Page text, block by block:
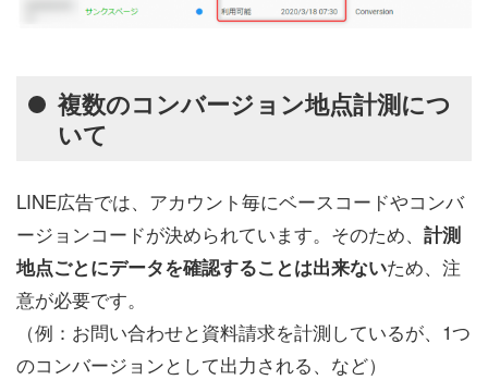
複数のコンバージョン地点計測につ
いて
LINE広告では、アカウント毎にベースコードやコンバ
ージョンコードが決められています。そのため、 計測
地点ごとにデータを確認することは出来ないため、注
意が必要です。
（例：お問い合わせと資料請求を計測しているが、1つ
のコンバージョンとして出力される、など）